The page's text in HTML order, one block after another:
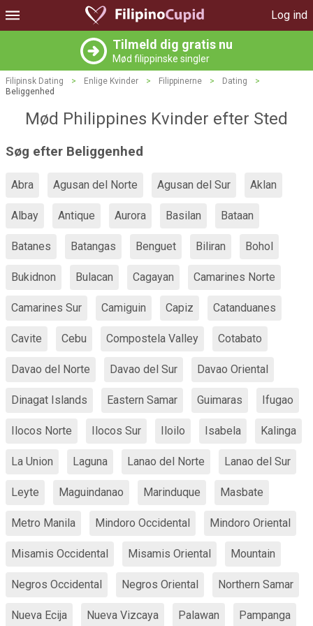
Log ind
Tilmeld dig gratis nu
Mød filippinske singler
Filipinsk Dating > Enlige Kvinder > Filippinerne > Dating
>
Beliggenhed
Mød Philippines Kvinder efter Sted
Søg efter Beliggenhed
Abra Agusan del Norte Agusan del Sur Aklan
Albay Antique Aurora Basilan Bataan
Batanes Batangas Benguet Biliran Bohol
Bukidnon Bulacan Cagayan Camarines Norte
Camarines Sur Camiguin Capiz Catanduanes
Cavite Cebu Compostela Valley Cotabato
Davao del Norte Davao del Sur Davao Oriental
Dinagat Islands Eastern Samar Guimaras Ifugao
Ilocos Norte Ilocos Sur Iloilo Isabela Kalinga
La Union Laguna Lanao del Norte Lanao del Sur
Leyte Maguindanao Marinduque Masbate
Metro Manila Mindoro Occidental Mindoro Oriental
Misamis Occidental Misamis Oriental Mountain
Negros Occidental Negros Oriental Northern Samar
Nueva Ecija Nueva Vizcaya Palawan Pampanga